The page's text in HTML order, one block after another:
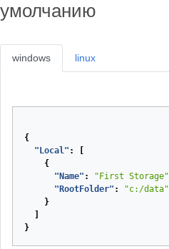
умолчанию
windows
{
"Local" :
{
"Name" : "First Storage"
"RootFolder" :
"c:/data"
}
}
linux